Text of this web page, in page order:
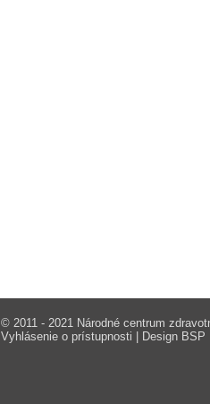
© 2011 - 2021 Národné centrum
Vyhlásenie o prístupnosti | Design BSP